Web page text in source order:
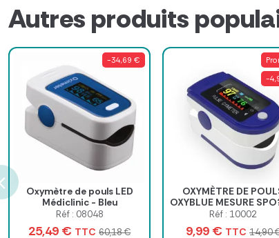
Autres produits
-34,69 €
Oxymètre de pouls LED
Médiclinic - Bleu
Réf : 08048
25,49 € TTC 60,18 €
-
OXYMÈTRE DE
OXYBLUE MESURE
FRÉQUENCE
MEDICLINIC - bleu
Réf : 10002
9,99 € TTC 14,90